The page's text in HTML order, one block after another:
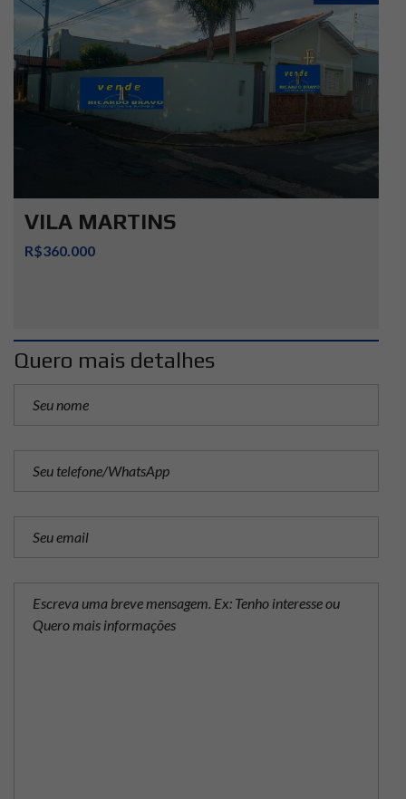
VILA MARTINS
R$360.000
Quero mais detalhes